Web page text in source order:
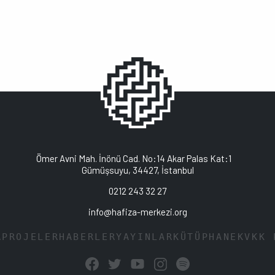
Ömer Avni Mah. İnönü Cad. No:14 Akar Palas Kat:1
Gümüşsuyu, 34427, İstanbul
0212 243 32 27
info@hafiza-merkezi.org
PROJELER HABERLERYAYINLAR KÜTÜPHANE KVKK